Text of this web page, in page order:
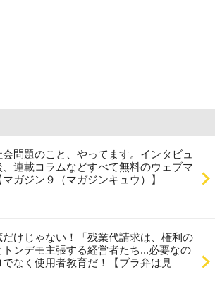
問題のこと、やってます。インタビュ
、連載コラムなどすべて無料のウェブマ
ガジン９（マガジンキュウ）】
だけじゃない！「残業代請求は、権利の
トンデモ主張する経営者たち...必要なの
でなく使用者教育だ！【ブラ弁は見